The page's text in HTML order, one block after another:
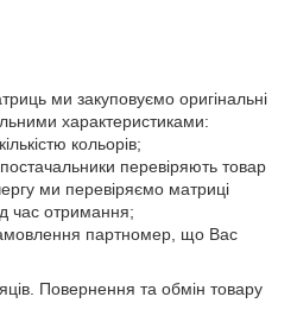
ми закуповуємо оригінальні
характеристиками:
кольорів;
перевіряють товар
ми перевіряємо матриці
час отримання;
партномер, що Вас
Повернення та обмін товару